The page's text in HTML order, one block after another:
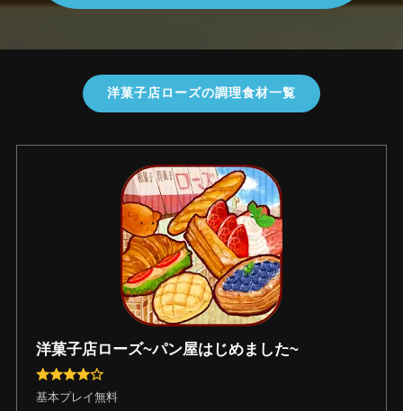
洋菓子店ローズの調理食材一覧
洋菓子店ローズ~パン屋はじめました~
基本プレイ無料